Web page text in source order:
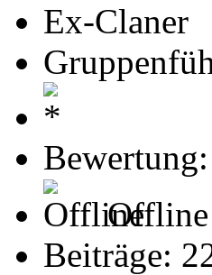
Ex-Claner
Offline
Beiträge: